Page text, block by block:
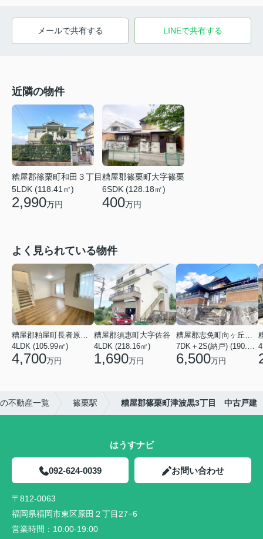
メールで共有する LINEで共有する
近隣の物件
糟屋郡篠栗町和田３丁目
5LDK (118.41㎡)
2,990万円
糟屋郡篠栗町大字篠栗
6SDK (128.18㎡)
400万円
よく見られている物件
糟屋郡粕屋町長者原東７丁目
4LDK (105.99㎡)
4,700万円
糟屋郡須惠町大字佐谷
4LDK (218.16㎡)
1,690万円
糟屋郡志免町向ヶ丘２丁目
7DK＋2S(納戸) (190.96㎡)
6,500万円
不動産一覧 篠栗駅 糟屋郡篠栗町津波黒3丁目 中古戸建
はうすナビ
092-624-0039 お問い合わせ
〒812-0063
福岡県福岡市東区原田２丁目27−6
営業時間： 10:00-19:00